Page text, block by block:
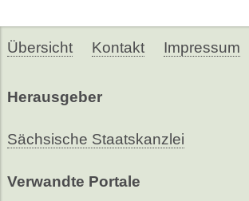
Übersicht Kontakt Impressum
Herausgeber
Sächsische Staatskanzlei
Verwandte Portale